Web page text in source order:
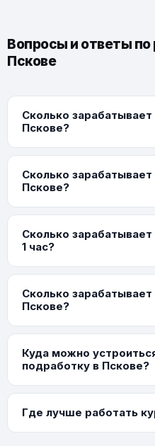
Вопросы и ответы по
Пскове
Сколько
Пскове?
Сколько
Пскове?
Сколько
1 час?
Сколько
Пскове?
Куда можно
подработку в Пскове?
Где лучше работать